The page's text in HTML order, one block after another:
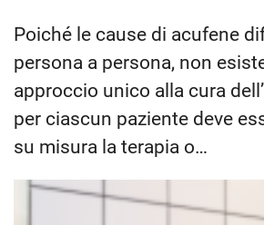
Poiché le cause di acufene
persona a persona, non
approccio unico alla cura
per ciascun paziente deve
su misura la terapia o…